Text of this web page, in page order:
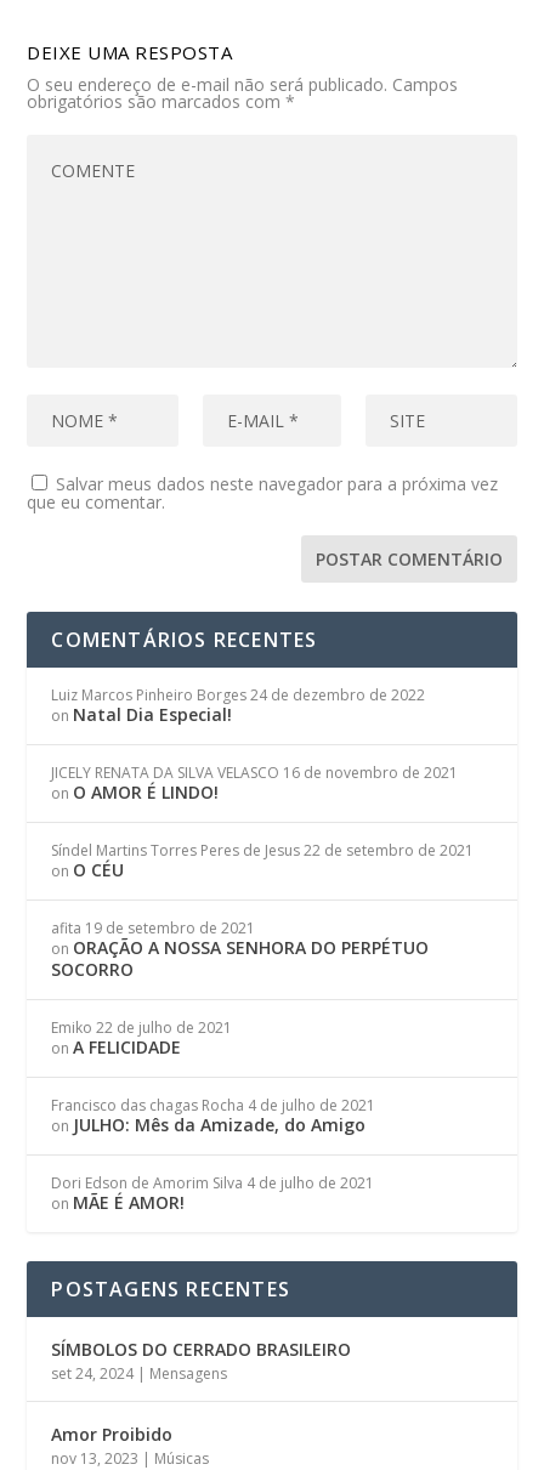
DEIXE UMA RESPOSTA
O seu endereço de e-mail não será publicado. Campos
obrigatórios são marcados com*
Salvar meus dados neste navegador para a próxima vez
que eu comentar.
COMENTÁRIOS RECENTES
Luiz Marcos Pinheiro Borges 24 de dezembro de 2022
on Natal Dia Especial!
JICELY RENATA DA SILVA VELASCO 16 de novembro de 2021
on O AMOR É LINDO!
Síndel Martins Torres Peres de Jesus 22 de setembro de 2021
on O CÉU
afita 19 de setembro de 2021
on ORAÇÃO A NOSSA SENHORA DO PERPÉTUO
SOCORRO
Emiko 22 de julho de 2021
onA FELICIDADE
Francisco das chagas Rocha 4 de julho de 2021
on JULHO: Mês da Amizade, do Amigo
Dori Edson de Amorim Silva 4 de julho de 2021
on MÃE É AMOR!
POSTAGENS RECENTES
SÍMBOLOS DO CERRADO BRASILEIRO
set 24, 2024| Mensagens
Amor Proibido
nov 13, 2023 | Músicas